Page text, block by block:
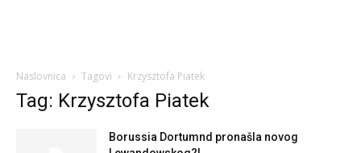
Naslovnica Tagovi Krzysztofa Piatek
Tag: Krzysztofa Piatek
Borussia Dortumnd pronašla novog